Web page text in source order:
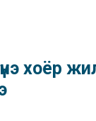
үнэ хоёр